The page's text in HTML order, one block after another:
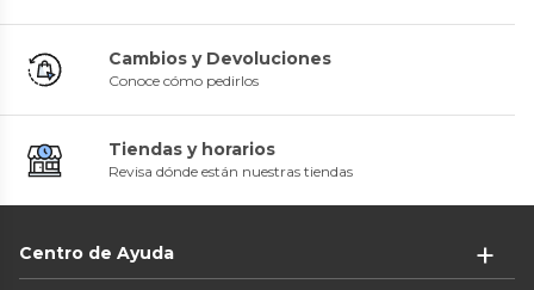
Cambios y Devoluciones
Conoce cómo pedirlos
Tiendas y horarios
Revisa dónde están nuestras tiendas
Centro de Ayuda